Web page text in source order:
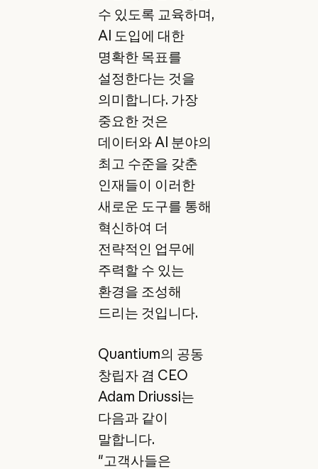
수 있도록 교육하며,
AI 도입에 대한
명확한 목표를
설정한다는 것을
의미합니다. 가장
중요한 것은
데이터와 AI 분야의
최고 수준을 갖춘
인재들이 이러한
새로운 도구를 통해
혁신하여 더
전략적인 업무에
주력할 수 있는
환경을 조성해
드리는 것입니다.
Quantium의 공동
창립자 겸 CEO
Adam Driussi는
다음과 같이
말합니다.
"고객사들은